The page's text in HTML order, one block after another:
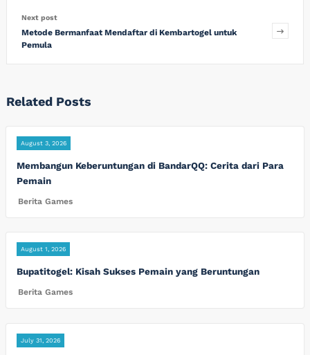
Next post
Metode Bermanfaat Mendaftar di Kembartogel untuk
Pemula
Related Posts
August 3, 2026
Membangun Keberuntungan di BandarQQ: Cerita dari Para
Pemain
Berita Games
August 1, 2026
Bupatitogel: Kisah Sukses Pemain yang Beruntungan
Berita Games
July 31, 2026